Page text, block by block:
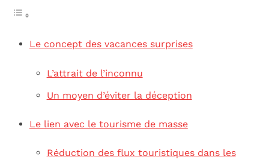
Le concept des vacances surprises
L’attrait de l’inconnu
Un moyen d’éviter la déception
Le lien avec le tourisme de masse
Réduction des flux touristiques dans les